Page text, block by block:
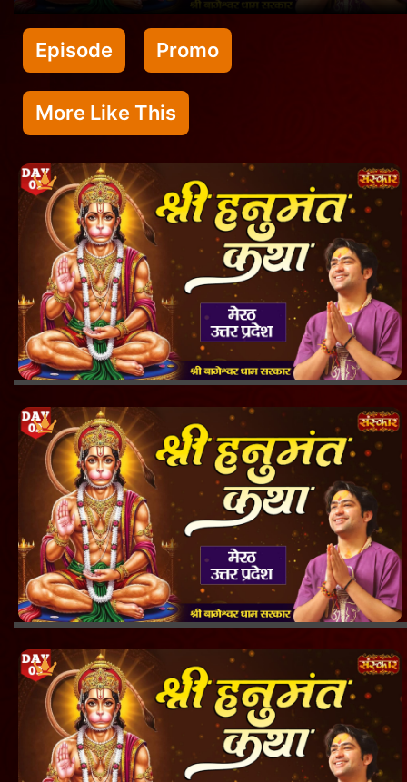
Episode Promo
More Like This